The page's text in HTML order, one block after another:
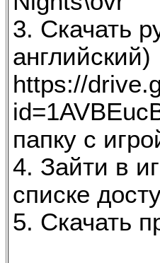
3. Скачать
английский)
https://
папку с
4. Зайти в
списке
5. Скачать